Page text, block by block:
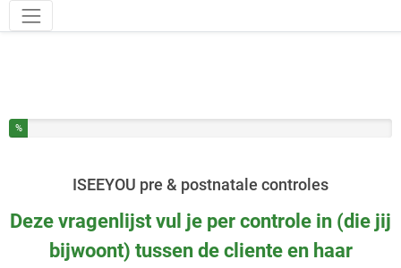
Hulpmiddelen
U heeft % van deze enquête ingevuld
%
ISEEYOU pre & postnatale controles
Deze vragenlijst vul je per controle in (die jij
bijwoont) tussen de cliente en haar